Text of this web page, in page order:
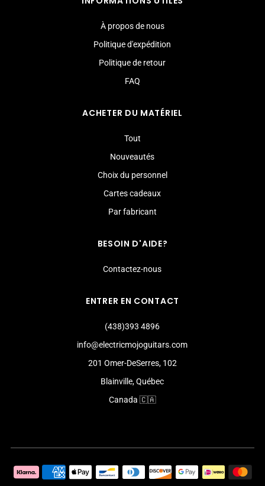
À propos de nous
Politique d'expédition
Politique de retour
FAQ
ACHETER DU MATÉRIEL
Tout
Nouveautés
Choix du personnel
Cartes cadeaux
Par fabricant
BESOIN D'AIDE?
Contactez-nous
ENTRER EN CONTACT
(438)393 4896
info@electricmojoguitars.com
201 Omer-DeSerres, 102
Blainville, Québec
Canada 🇨🇦